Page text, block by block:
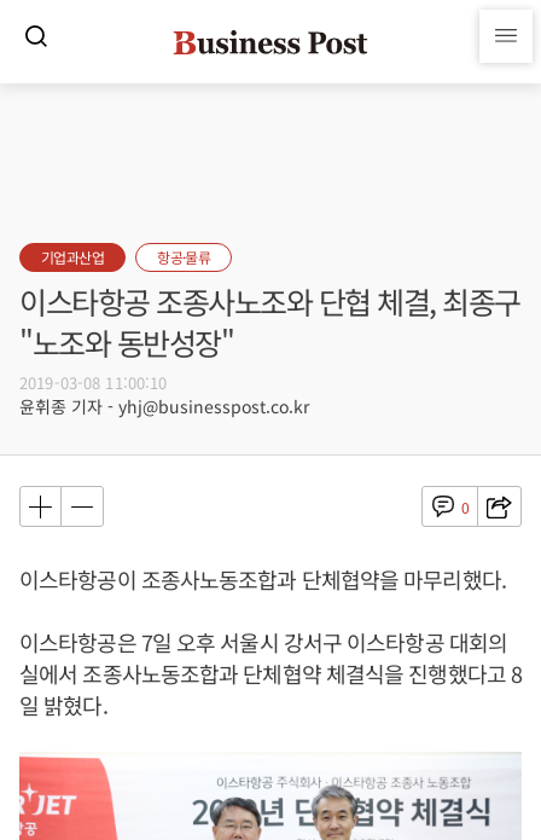
기업과산업 항공·물류
이스타항공 조종사노조와 단협 체결, 최종구
"노조와 동반성장"
2019-03-08 11:00:10
윤휘종 기자 - yhj@businesspost.co.kr
0
이스타항공이 조종사노동조합과 단체협약을 마무리했다.
이스타항공은 7일 오후 서울시 강서구 이스타항공 대회의
실에서 조종사노동조합과 단체협약 체결식을 진행했다고 8
일 밝혔다.